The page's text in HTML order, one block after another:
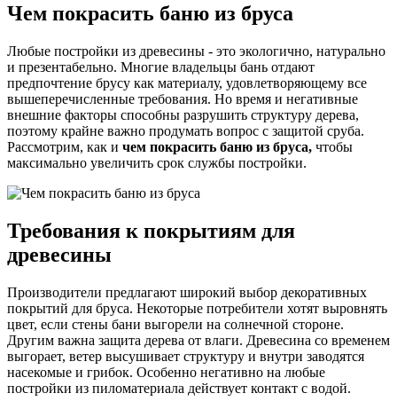
Чем покрасить баню из бруса
Любые постройки из древесины - это экологично, натурально
и презентабельно. Многие владельцы бань отдают
предпочтение брусу как материалу, удовлетворяющему все
вышеперечисленные требования. Но время и негативные
внешние факторы способны разрушить структуру дерева,
поэтому крайне важно продумать вопрос с защитой сруба.
Рассмотрим, как и чем покрасить баню из бруса, чтобы
максимально увеличить срок службы постройки.
Требования к покрытиям для
древесины
Производители предлагают широкий выбор декоративных
покрытий для бруса. Некоторые потребители хотят выровнять
цвет, если стены бани выгорели на солнечной стороне.
Другим важна защита дерева от влаги. Древесина со временем
выгорает, ветер высушивает структуру и внутри заводятся
насекомые и грибок. Особенно негативно на любые
постройки из пиломатериала действует контакт с водой.